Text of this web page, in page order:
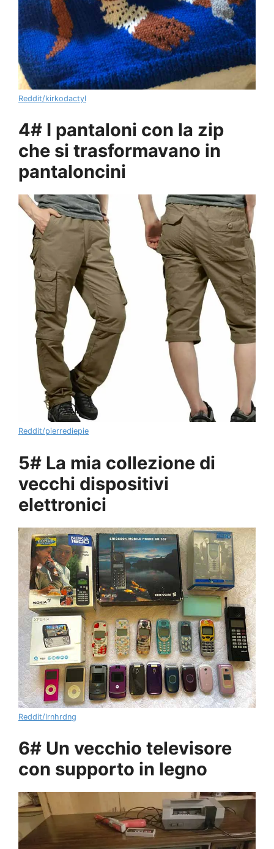
Reddit/kirkodactyl
4# I pantaloni con la zip
che si trasformavano in
pantaloncini
Reddit/pierrediepie
5# La mia collezione di
vecchi dispositivi
elettronici
Reddit/lrnhrdng
6# Un vecchio televisore
con supporto in legno